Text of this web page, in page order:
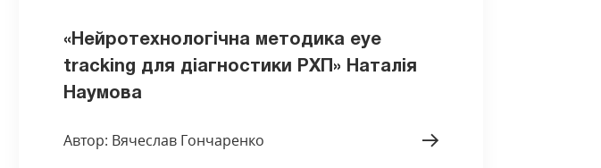
«Нейротехнологічна методика eye
tracking для діагностики РХП» Наталія
Наумова
Автор: Вячеслав Гончаренко